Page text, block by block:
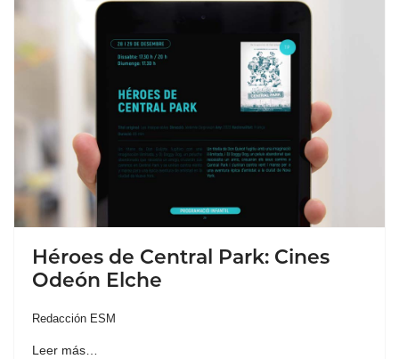
Héroes de Central Park: Cines
Odeón Elche
Redacción ESM
Leer más…